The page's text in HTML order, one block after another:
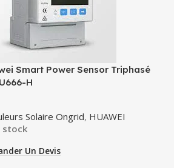
Smart Power Sensor Triphasé
H
Solaire Ongrid, HUAWEI
stock
Un Devis